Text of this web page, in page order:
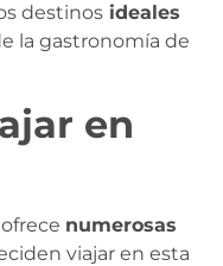
destinos ideales
la gastronomía de
en
numerosas
viajar en esta